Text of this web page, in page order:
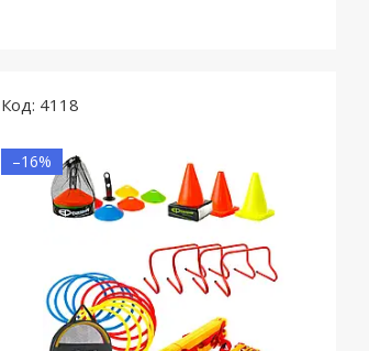
4118
–16%